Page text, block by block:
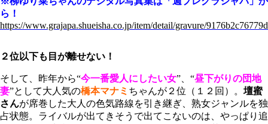
ら！
https://www.grajapa.shueisha.co.jp/item/detail/gravure/
２位以下も目が離せない！
そして、昨年から“今一番愛人にしたい女”、“昼下がりの団地
妻”として大人気の橋本マナミ ちゃんが２位（１２回）。 壇蜜
さんが席巻した大人の色気路線を引き継ぎ、熟女ジャンルを独
占状態。ライバルが出てきそうで出てこないのは、やっぱり追